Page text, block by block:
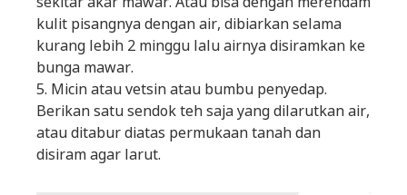
kulit pisangnya dengan air, dibiarkan selama
kurang lebih 2 minggu lalu airnya disiramkan ke
bunga mawar.
5. Micin atau vetsin atau bumbu penyedap.
Berikan satu sendok teh saja yang dilarutkan air,
atau ditabur diatas permukaan tanah dan
disiram agar larut.